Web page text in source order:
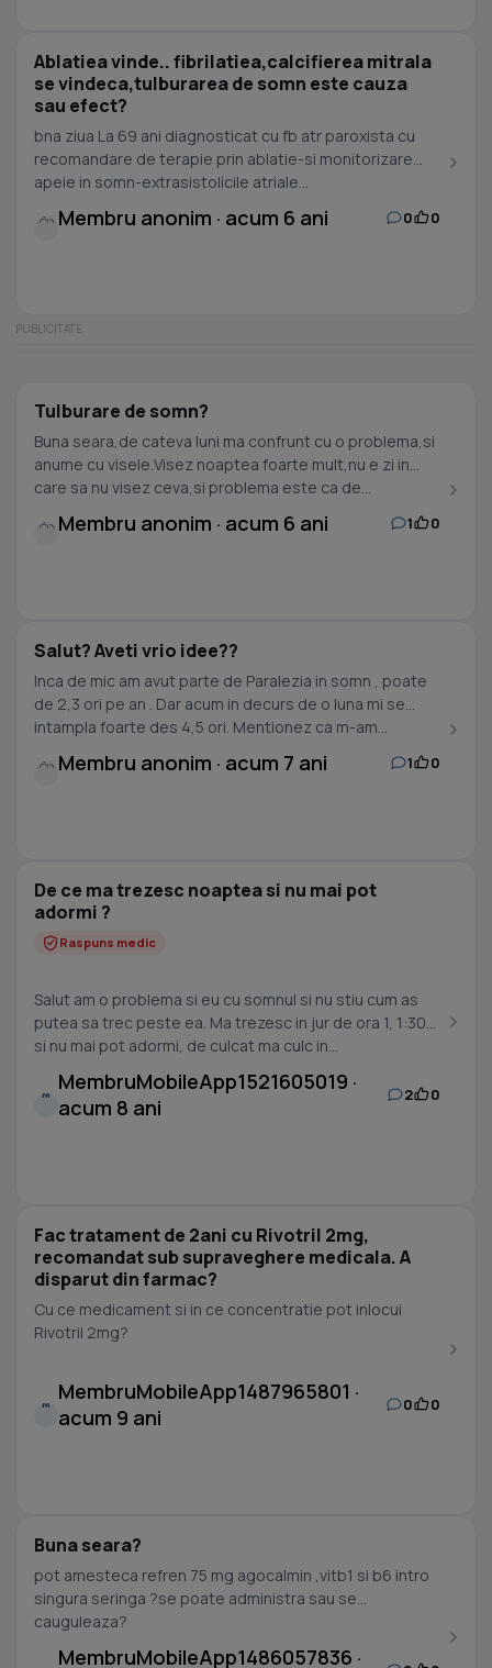
Ablatiea vinde.. fibrilatiea,calcifierea mitrala
se vindeca,tulburarea de somn este cauza
sau efect?
bna ziua La 69 ani diagnosticat cu fb atr paroxista cu
recomandare de terapie prin ablatie-si monitorizare
apeie in somn-extrasistolicile atriale...
Membru anonim · acum 6 ani 0 0
Tulburare de somn?
Buna seara,de cateva luni ma confrunt cu o problema,si
anume cu visele.Visez noaptea foarte mult,nu e zi in
care sa nu visez ceva,si problema este ca de...
Membru anonim · acum 6 ani 1 0
Salut? Aveti vrio idee??
Inca de mic am avut parte de Paralezia in somn , poate
de 2,3 ori pe an . Dar acum in decurs de o luna mi se
intampla foarte des 4,5 ori. Mentionez ca m-am...
Membru anonim · acum 7 ani 1 0
De ce ma trezesc noaptea si nu mai pot
adormi ?
Raspuns medic
Salut am o problema si eu cu somnul si nu stiu cum as
putea sa trec peste ea. Ma trezesc in jur de ora 1, 1:30
si nu mai pot adormi, de culcat ma culc in...
M
MembruMobileApp1521605019 ·
acum 8 ani
2 0
Fac tratament de 2ani cu Rivotril 2mg,
recomandat sub supraveghere medicala. A
disparut din farmac?
Cu ce medicament si in ce concentratie pot inlocui
Rivotril 2mg?
M
MembruMobileApp1487965801 ·
acum 9 ani
0 0
Buna seara?
pot amesteca refren 75 mg agocalmin ,vitb1 si b6 intro
singura seringa ?se poate administra sau se
cauguleaza?
MembruMobileApp1486057836 ·